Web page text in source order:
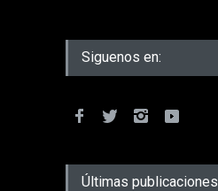
Siguenos en:
Últimas publicaciones